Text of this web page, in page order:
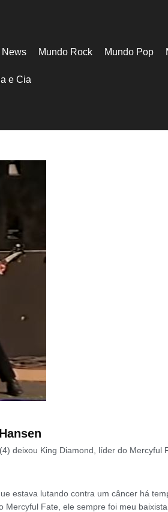
News Mundo Rock Mundo Pop
e Cia
deixou King Diamond, líder do Mercyful
estava lutando contra um câncer há
Fate, ele sempre foi meu